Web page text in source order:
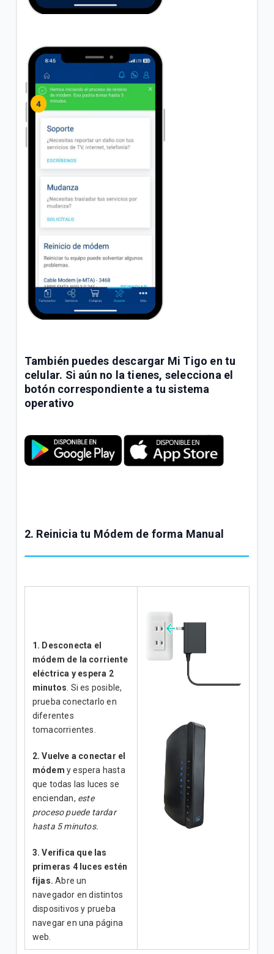
También puedes descargar Mi Tigo en tu
celular. Si aún no la tienes, selecciona el
botón correspondiente a tu sistema
operativo
2. Reinicia tu Módem de forma Manual
1. Desconecta el
módem de la corriente
eléctrica y espera 2
minutos . Si es posible,
prueba conectarlo en
diferentes
tomacorrientes.
2. Vuelve a conectar el
módem y espera hasta
que todas las luces se
enciendan, este
proceso puede tardar
hasta 5 minutos.
3. Verifica que las
primeras 4 luces estén
fijas. Abre un
navegador en distintos
dispositivos y prueba
navegar en una página
web.